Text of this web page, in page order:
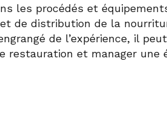
les procédés et
de distribution de la
de l’expérience, il
restauration et manager une